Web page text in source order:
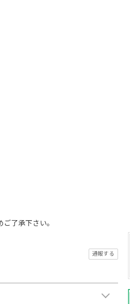
了承下さい。
通報する